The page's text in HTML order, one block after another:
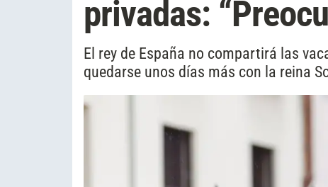
privadas:
El rey de España no compartirá las
quedarse unos días más con la reina